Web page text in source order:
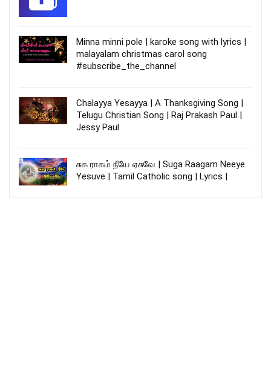
Minna minni pole | karoke song with lyrics |
malayalam christmas carol song
#subscribe_the_channel
Chalayya Yesayya | A Thanksgiving Song |
Telugu Christian Song | Raj Prakash Paul |
Jessy Paul
சுக ராகம் நீயே ஏசுவே | Suga Raagam Neeye
Yesuve | Tamil Catholic song | Lyrics |